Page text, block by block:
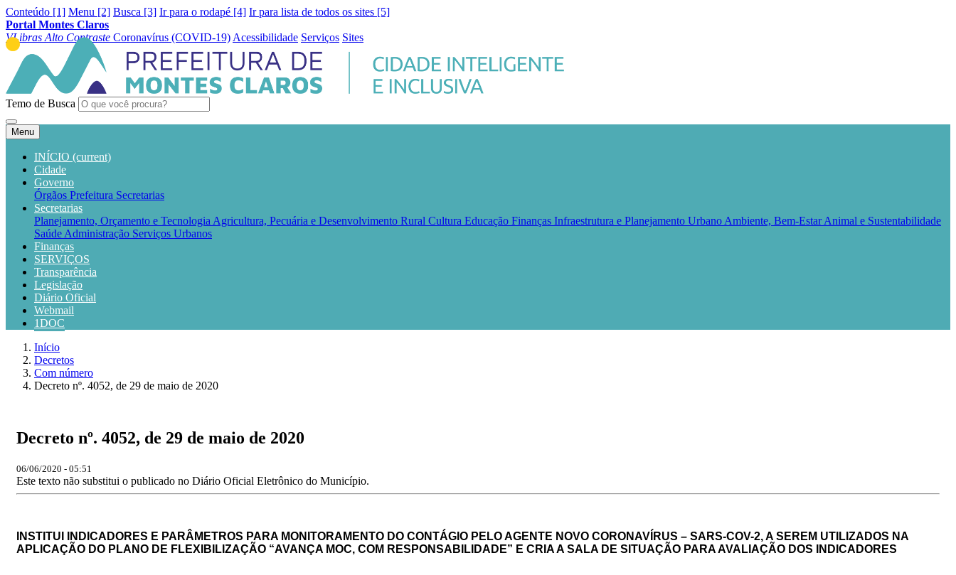
Conteúdo [1] Menu [2] Busca [3] Ir para o rodapé [4] Ir para lista de todos os sites [5]
Portal Montes Claros
VLibras Alto Contraste Coronavírus (COVID-19) Acessibilidade Serviços Sites
Temo de Busca
Menu
INÍCIO (current)
Cidade
Governo
Órgãos Prefeitura Secretarias
Secretarias
Planejamento, Orçamento e Tecnologia Agricultura, Pecuária e Desenvolvimento Rural Cultura Educação Finanças Infraestrutura e Planejamento Urbano Ambiente, Bem-Estar Animal e Sustentabilidade
Saúde Administração Serviços Urbanos
Finanças
SERVIÇOS
Transparência
Legislação
Diário Oficial
Webmail
1DOC
Início
Decretos
Com número
Decreto nº. 4052, de 29 de maio de 2020
Decreto nº. 4052, de 29 de maio de 2020
06/06/2020 - 05:51
Este texto não substitui o publicado no Diário Oficial Eletrônico do Município.
INSTITUI INDICADORES E PARÂMETROS PARA MONITORAMENTO DO CONTÁGIO PELO AGENTE NOVO CORONAVÍRUS – SARS-COV-2, A SEREM UTILIZADOS NA
APLICAÇÃO DO PLANO DE FLEXIBILIZAÇÃO “AVANÇA MOC, COM RESPONSABILIDADE” E CRIA A SALA DE SITUAÇÃO PARA AVALIAÇÃO DOS INDICADORES